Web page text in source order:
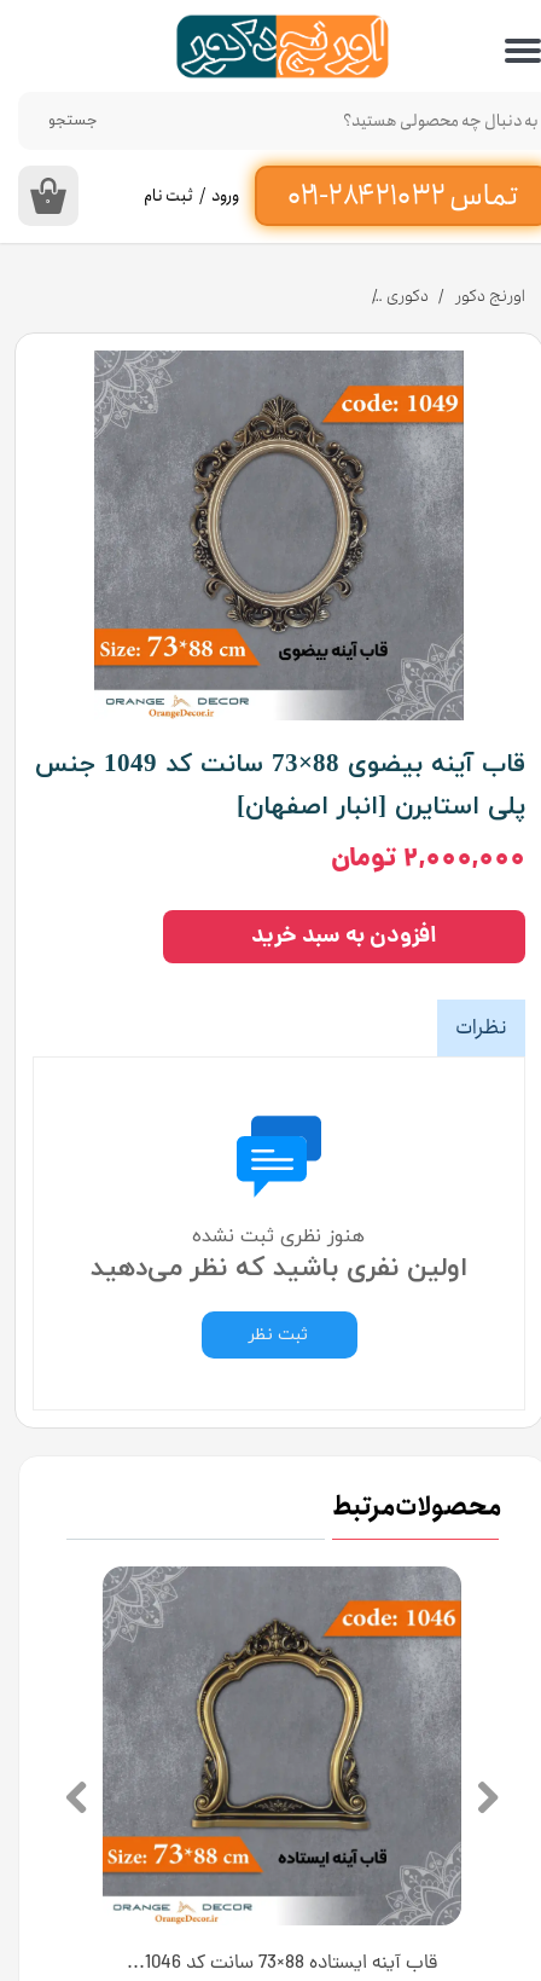
تماس ۳۲ ۲۱۰ ۲۸۴-۰۲۱‌
جستجو
۰ ورود / ثبت نام
حساب کاربری من
تغییر گذر واژه
سفارشات
خروج از حساب کاربری
اورنج دکور دکوری
قاب آینه بیضوی 88×73 سانت کد 1049 جنس
پلی استایرن [انبار اصفهان]
۲,۰۰۰,۰۰۰ تومان
افزودن به سبد خرید
نظرات
هنوز نظری ثبت نشده
اولین نفری باشید که نظر می‌دهید
ثبت نظر
محصولات مرتبط
قاب آینه ایستاده 88×73 سانت کد 1046 جنس پلی استایرن [انبار اصفهان]